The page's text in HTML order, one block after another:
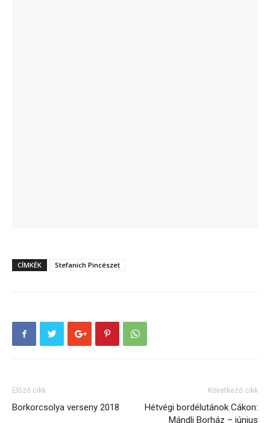
CÍMKÉK Stefanich Pincészet
Előző cikk
Borkorcsolya verseny 2018
Következő cikk
Hétvégi bordélutánok Cákon:
Mándli Borház – június